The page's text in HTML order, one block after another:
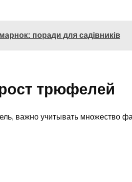
поради для садівників
трюфелей
важно учитывать множество